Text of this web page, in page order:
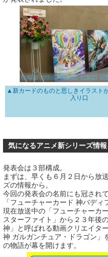
▲新カードのものと思しきイラスト
入り口
気になるアニメ新シリーズ情報
発表会は３部構成。
まずは、早くも６月２日から放
ズの情報から。
今回の発表会の名前にも冠され
「フューチャーカード 神バディ
現在放送中の「フューチャー
スターファイト」から２３年後
神」と呼ばれる動画クリエイタ
神 ガルガンチュア・ドラゴン」
の物語が幕を開けます。